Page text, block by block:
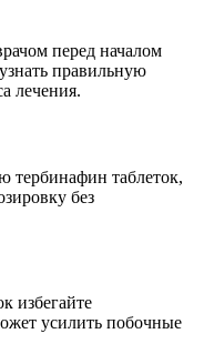
перед началом
правильную
лечения.
тербинафин таблеток,
без
избегайте
усилить побочные